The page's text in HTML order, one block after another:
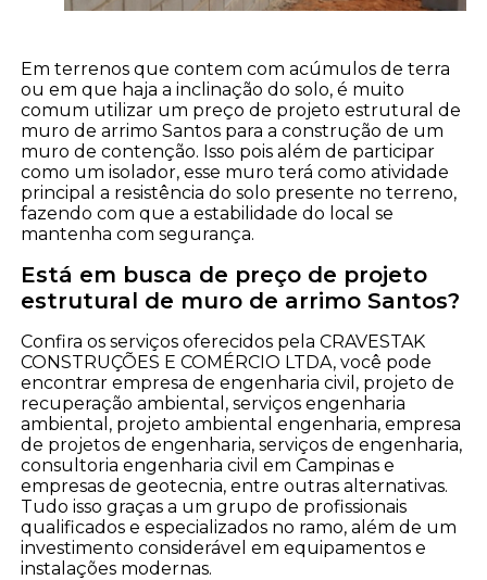
Em terrenos que contem com acúmulos de terra
ou em que haja a inclinação do solo, é muito
comum utilizar um preço de projeto estrutural de
muro de arrimo Santos para a construção de um
muro de contenção. Isso pois além de participar
como um isolador, esse muro terá como atividade
principal a resistência do solo presente no terreno,
fazendo com que a estabilidade do local se
mantenha com segurança.
Está em busca de preço de projeto
estrutural de muro de arrimo Santos?
Confira os serviços oferecidos pela CRAVESTAK
CONSTRUÇÕES E COMÉRCIO LTDA, você pode
encontrar empresa de engenharia civil, projeto de
recuperação ambiental, serviços engenharia
ambiental, projeto ambiental engenharia, empresa
de projetos de engenharia, serviços de engenharia,
consultoria engenharia civil em Campinas e
empresas de geotecnia, entre outras alternativas.
Tudo isso graças a um grupo de profissionais
qualificados e especializados no ramo, além de um
investimento considerável em equipamentos e
instalações modernas.